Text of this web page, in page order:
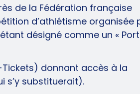
de la Fédération française
d’athlétisme organisée
désigné comme un «
Tickets) donnant accès à la
s’y substituerait).